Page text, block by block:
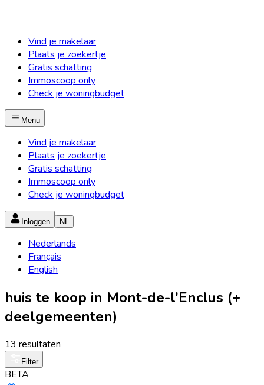
Vind je makelaar
Plaats je zoekertje
Gratis schatting
Immoscoop only
Check je woningbudget
Menu
Vind je makelaar
Plaats je zoekertje
Gratis schatting
Immoscoop only
Check je woningbudget
Inloggen NL
Nederlands
Français
English
huis te koop in Mont-de-l'Enclus (+
deelgemeenten)
13 resultaten
Filter
BETA